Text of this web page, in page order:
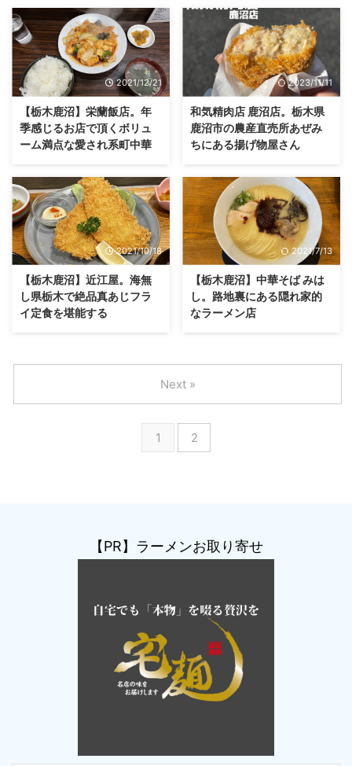
2021/12/21
【栃木鹿沼】栄蘭飯店。年
季感じるお店で頂くボリュ
ーム満点な愛され系町中華
2023/11/11
和気精肉店 鹿沼店。栃木県
鹿沼市の農産直売所あぜみ
ちにある揚げ物屋さん
2021/10/18
【栃木鹿沼】近江屋。海無
し県栃木で絶品真あじフラ
イ定食を堪能する
2021/7/13
【栃木鹿沼】中華そば みは
し。路地裏にある隠れ家的
なラーメン店
1 2
Next »
【PR】ラーメンお取り寄せ